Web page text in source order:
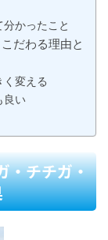
かったこと
だわる理由と
く変える
良い
・チチガ・